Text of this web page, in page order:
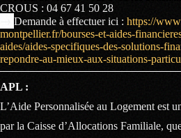
CROUS : 04 67 41 50 28
Demande à effectuer ici : https://
montpellier.fr/bourses-et-aides-
aides/aides-specifiques-des-solutions-
repondre-au-mieux-aux-situations-
APL :
L’Aide Personnalisée au Logement est
par la Caisse d’Allocations Familiale,